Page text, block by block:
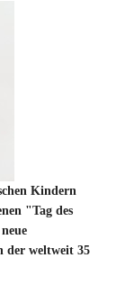
Kindern
"Tag des
der weltweit 35